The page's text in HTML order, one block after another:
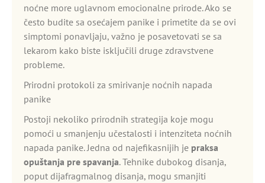
noćne more uglavnom emocionalne prirode. Ako se
često budite sa osećajem panike i primetite da se ovi
simptomi ponavljaju, važno je posavetovati se sa
lekarom kako biste isključili druge zdravstvene
probleme.
Prirodni protokoli za smirivanje noćnih napada
panike
Postoji nekoliko prirodnih strategija koje mogu
pomoći u smanjenju učestalosti i intenziteta noćnih
napada panike. Jedna od najefikasnijih je praksa
opuštanja pre spavanja. Tehnike dubokog disanja,
poput dijafragmalnog disanja, mogu smanjiti